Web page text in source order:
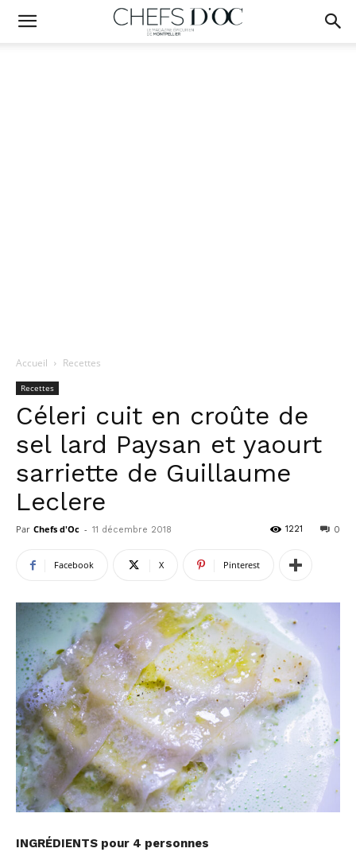
Accueil Recettes
Recettes
Céleri cuit en croûte de
sel lard Paysan et yaourt
sarriette de Guillaume
Leclere
Par Chefs d'Oc - 11 décembre 2018 0
1221
Facebook X Pinterest
INGRÉDIENTS pour 4 personnes